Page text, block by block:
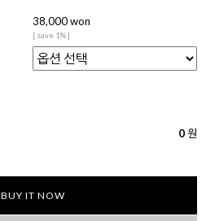
38,000 won
[ save 1% ]
0 원
BUY IT NOW